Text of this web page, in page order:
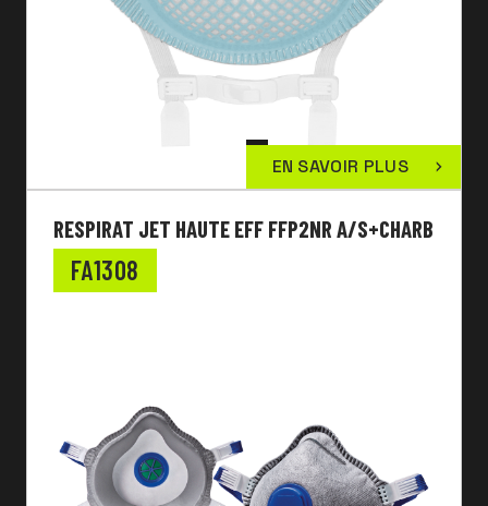
EN SAVOIR PLUS
RESPIRAT JET HAUTE EFF FFP2NR A/S+CHARB
FA1308